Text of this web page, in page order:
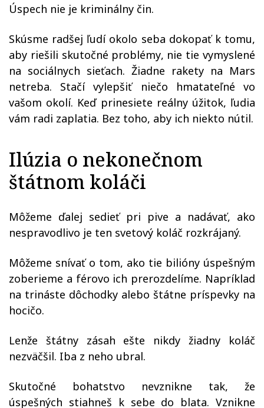
Úspech nie je kriminálny čin.
Skúsme radšej ľudí okolo seba dokopať k tomu,
aby riešili skutočné problémy, nie tie vymyslené
na sociálnych sieťach. Žiadne rakety na Mars
netreba. Stačí vylepšiť niečo hmatateľné vo
vašom okolí. Keď prinesiete reálny úžitok, ľudia
vám radi zaplatia. Bez toho, aby ich niekto nútil.
Ilúzia o nekonečnom
štátnom koláči
Môžeme ďalej sedieť pri pive a nadávať, ako
nespravodlivo je ten svetový koláč rozkrájaný.
Môžeme snívať o tom, ako tie bilióny úspešným
zoberieme a férovo ich prerozdelíme. Napríklad
na trináste dôchodky alebo štátne príspevky na
hocičo.
Lenže štátny zásah ešte nikdy žiadny koláč
nezväčšil. Iba z neho ubral.
Skutočné bohatstvo nevznikne tak, že
úspešných stiahneš k sebe do blata. Vznikne